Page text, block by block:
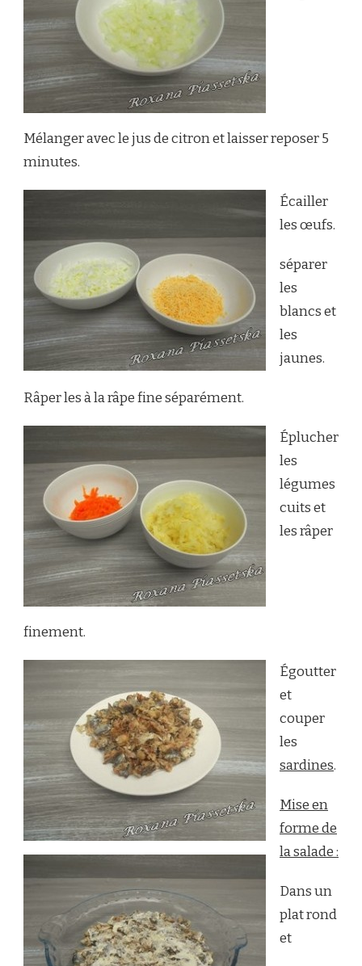
Mélanger avec le jus de citron et laisser reposer 5
minutes.
Écailler
les œufs.
séparer
les
blancs et
les
jaunes.
Râper les à la râpe fine séparément.
Éplucher
les
légumes
cuits et
les râper
finement.
Égoutter
et
couper
les
sardines.
Mise en
forme de
la salade :
Dans un
plat rond
et